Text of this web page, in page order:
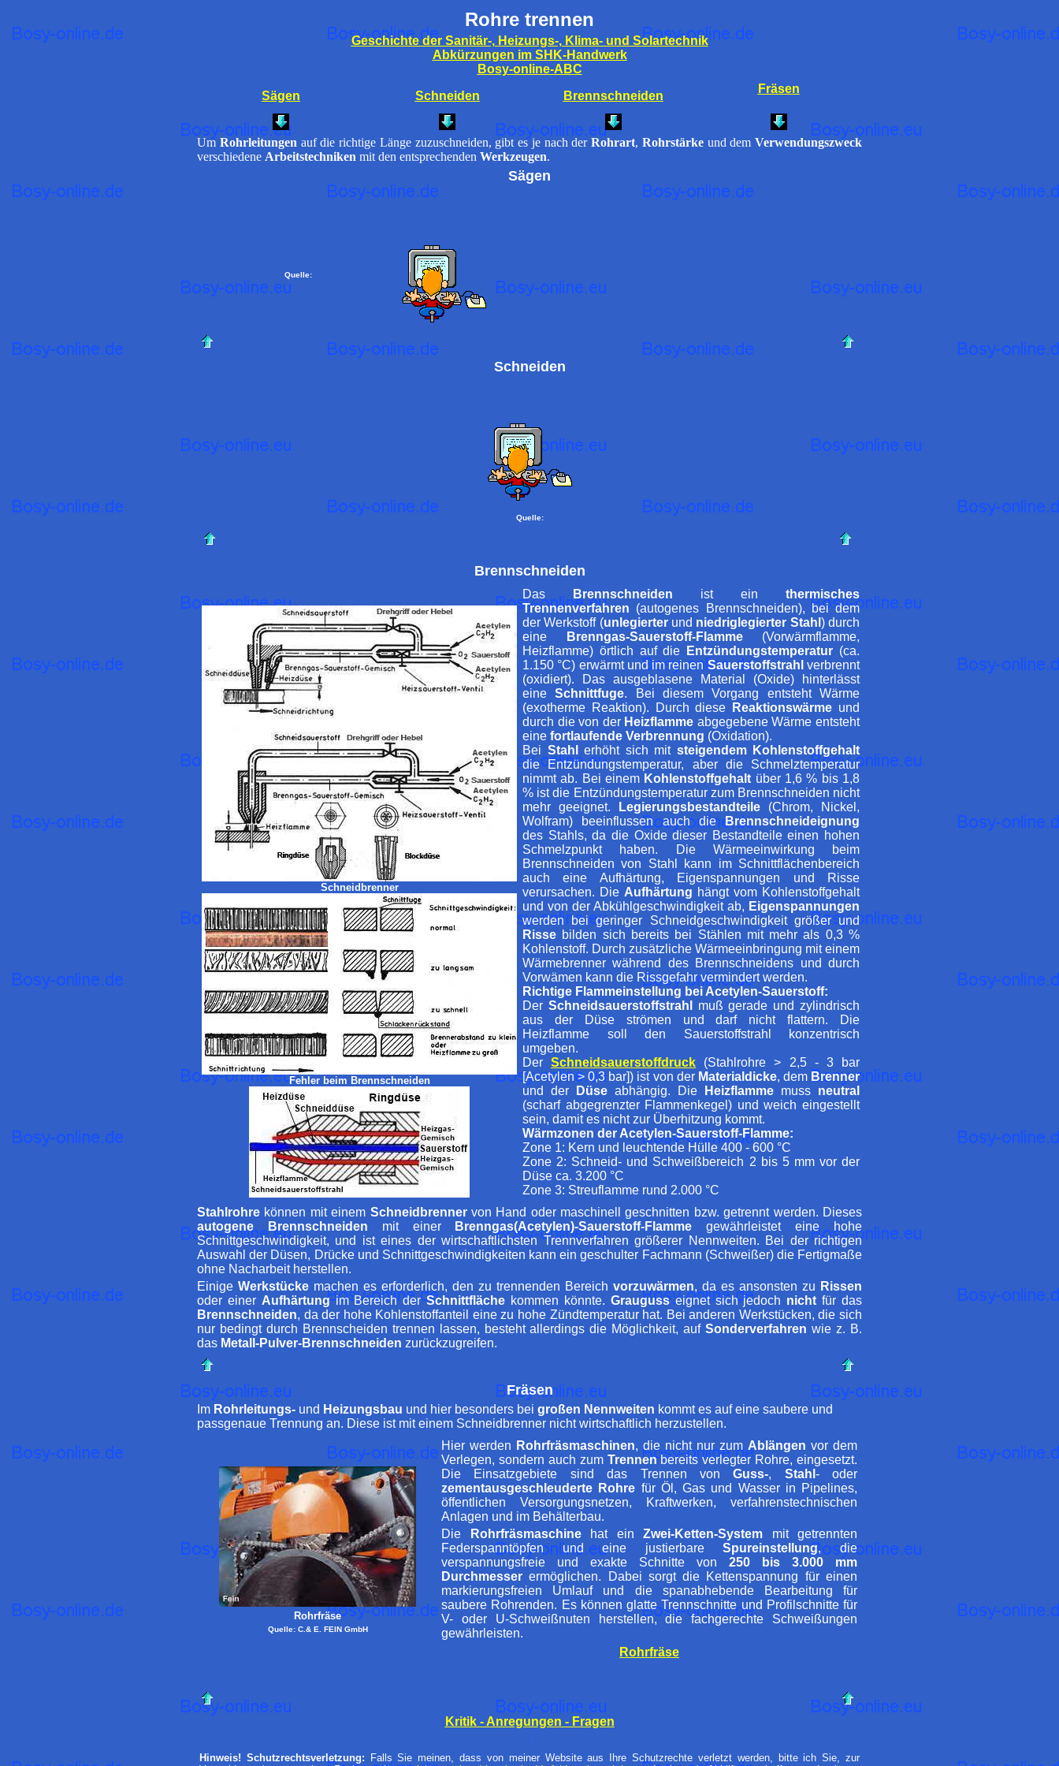
Rohre trennen
Geschichte der Sanitär-, Heizungs-, Klima- und Solartechnik
Abkürzungen im SHK-Handwerk
Bosy-online-ABC
Sägen
Schneiden Brennschneiden
Fräsen
Um Rohrleitungen auf die richtige Länge zuzuschneiden, gibt es je nach der Rohrart, Rohrstärkeund dem Verwendungszweck
verschiedene Arbeitstechniken mit den entsprechenden Werkzeugen.
Sägen
Quelle:
Schneiden
Quelle:
Brennschneiden
Schneidbrenner
Fehler beim Brennschneiden
Das Brennschneiden ist ein thermisches
Trennenverfahren (autogenes Brennschneiden), bei dem
der Werkstoff (unlegierterund niedriglegierter Stahl ) durch
eine
Brenngas-Sauerstoff-Flamme(Vorwärmflamme,
Heizflamme) örtlich auf die
Entzündungstemperatur (ca.
1.150 °C) erwärmt und im reinen Sauerstoffstrahl verbrennt
(oxidiert). Das ausgeblasene Material (Oxide) hinterlässt
eineSchnittfuge. Bei diesem Vorgang entsteht Wärme
(exotherme Reaktion). Durch diese
Reaktionswärme und
durch die von der Heizflamme abgegebene Wärme entsteht
eine fortlaufende Verbrennung (Oxidation).
Bei Stahl erhöht sich mit steigendem Kohlenstoffgehalt
die Entzündungstemperatur, aber die Schmelztemperatur
nimmt ab. Bei einem Kohlenstoffgehalt über 1,6 % bis 1,8
% ist die Entzündungstemperatur zum Brennschneiden nicht
mehr geeignet.
Legierungsbestandteile (Chrom, Nickel,
Wolfram) beeinflussen auch dieBrennschneideignung
des Stahls, da die Oxide dieser Bestandteile einen hohen
Schmelzpunkt haben. Die Wärmeeinwirkung beim
Brennschneiden von Stahl kann im Schnittflächenbereich
auch eine Aufhärtung, Eigenspannungen und Risse
verursachen. Die Aufhärtung hängt vom Kohlenstoffgehalt
und von der Abkühlgeschwindigkeit ab, Eigenspannungen
werden bei geringer Schneidgeschwindigkeit größer und
Risse bilden sich bereits bei Stählen mit mehr als 0,3 %
Kohlenstoff. Durch zusätzliche Wärmeeinbringung mit einem
Wärmebrenner während des Brennschneidens und durch
Vorwämen kann die Rissgefahr vermindert werden.
Richtige Flammeinstellung bei Acetylen-Sauerstoff:
Der Schneidsauerstoffstrahl
muß gerade und zylindrisch
aus der Düse strömen und darf nicht flattern. Die
Heizflamme soll den Sauerstoffstrahl konzentrisch
umgeben.
DerSchneidsauerstoffdruck (Stahlrohre > 2,5 - 3 bar
[Acetylen > 0,3 bar]) ist von der Materialdicke, dem Brenner
und der
Düse abhängig. Die Heizflamme muss neutral
(scharf abgegrenzter Flammenkegel) und weich eingestellt
sein, damit es nicht zur Überhitzung kommt.
Wärmzonen der Acetylen-Sauerstoff-Flamme:
Zone 1: Kern und leuchtende Hülle 400 - 600 °C
Zone 2: Schneid- und Schweißbereich 2 bis 5 mm vor der
Düse ca. 3.200 °C
Zone 3: Streuflamme rund 2.000 °C
Stahlrohre können mit einem Schneidbrennervon Hand oder maschinell geschnitten bzw. getrennt werden. Dieses
autogene Brennschneiden mit einer Brenngas(Acetylen)-Sauerstoff-Flamme gewährleistet eine hohe
Schnittgeschwindigkeit, und ist eines der wirtschaftlichsten Trennverfahren größerer Nennweiten. Bei der richtigen
Auswahl der Düsen, Drücke und Schnittgeschwindigkeiten kann ein geschulter Fachmann (Schweißer) die Fertigmaße
ohne Nacharbeit herstellen.
Einige Werkstücke machen es erforderlich, den zu trennenden Bereich vorzuwärmen, da es ansonsten zu Rissen
oder einer Aufhärtungim Bereich derSchnittfläche kommen könnte. Graugusseignet sich jedoch nicht für das
Brennschneiden, da der hohe Kohlenstoffanteil eine zu hohe Zündtemperatur hat. Bei anderen Werkstücken, die sich
nur bedingt durch Brennscheiden trennen lassen, besteht allerdings die Möglichkeit, aufSonderverfahren wie z. B.
das Metall-Pulver-Brennschneiden zurückzugreifen.
Fräsen
Im Rohrleitungs- und Heizungsbau und hier besonders bei großen Nennweiten kommt es auf eine saubere und
passgenaue Trennung an. Diese ist mit einem Schneidbrenner nicht wirtschaftlich herzustellen.
Rohrfräse
Quelle: C.& E. FEIN GmbH
Hier werden Rohrfräsmaschinen, die nicht nur zum Ablängen vor dem
Verlegen, sondern auch zum Trennenbereits verlegter Rohre, eingesetzt.
Die Einsatzgebiete sind das Trennen vonGuss-, Stahl - oder
zementausgeschleuderte Rohre für Öl, Gas und Wasser in Pipelines,
öffentlichen Versorgungsnetzen, Kraftwerken, verfahrenstechnischen
Anlagen und im Behälterbau.
Die
Rohrfräsmaschinehat ein Zwei-Ketten-System mit getrennten
Federspanntöpfen und eine justierbareSpureinstellung, die
verspannungsfreie und exakte Schnitte von 250 bis 3.000 mm
Durchmesser ermöglichen. Dabei sorgt die Kettenspannung für einen
markierungsfreien Umlauf und die spanabhebende Bearbeitung für
saubere Rohrenden. Es können glatte Trennschnitte und Profilschnitte für
V- oder U-Schweißnuten herstellen, die fachgerechte Schweißungen
gewährleisten.
Rohrfräse
.
Kritik - Anregungen - Fragen
.
Hinweis! Schutzrechtsverletzung:
Falls Sie meinen, dass von meiner Website aus Ihre Schutzrechte verletzt werden, bitte ich Sie, zur